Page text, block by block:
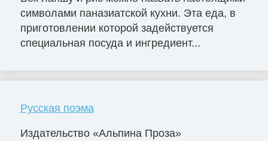
символами паназиатской кухни. Эта еда, в
приготовлении которой задействуется
специальная посуда и ингредиент...
Русская поэма
Издательство «Альпина Проза»